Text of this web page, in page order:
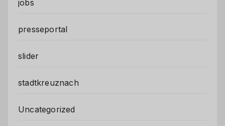
jobs
presseportal
slider
stadtkreuznach
Uncategorized